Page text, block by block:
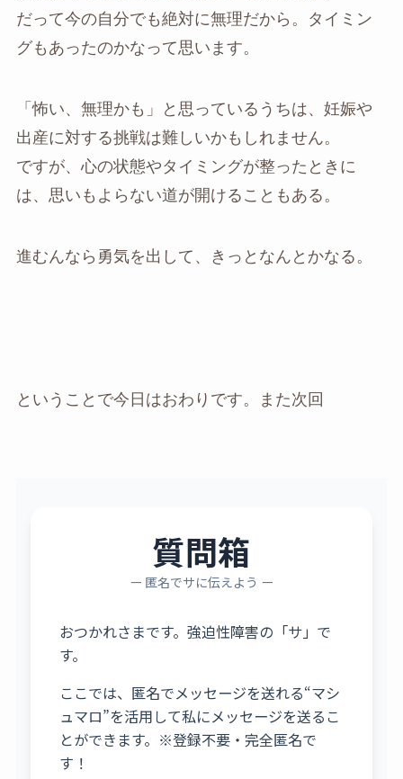
だって今の自分でも絶対に無理だから。タイミン
グもあったのかなって思います。
「怖い、無理かも」と思っているうちは、妊娠や
出産に対する挑戦は難しいかもしれません。
ですが、心の状態やタイミングが整ったときに
は、思いもよらない道が開けることもある。
進むんなら勇気を出して、きっとなんとかなる。
ということで今日はおわりです。また次回
質問箱
ー 匿名でサに伝えよう ー
おつかれさまです。強迫性障害の「サ」で
す。
ここでは、匿名でメッセージを送れる“マシ
ュマロ”を活用して私にメッセージを送るこ
とができます。※登録不要・完全匿名で
す！